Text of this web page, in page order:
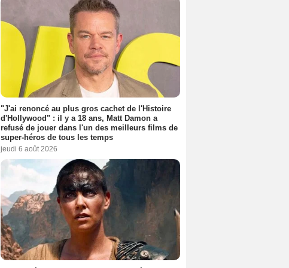
"J'ai renoncé au plus gros cachet de l'Histoire
d'Hollywood" : il y a 18 ans, Matt Damon a
refusé de jouer dans l'un des meilleurs films de
super-héros de tous les temps
jeudi 6 août 2026